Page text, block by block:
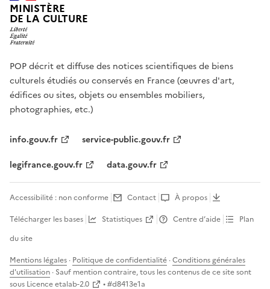
MINISTÈRE
DE LA CULTURE
POP décrit et diffuse des notices scientifiques de biens
culturels étudiés ou conservés en France (œuvres d'art,
édifices ou sites, objets ou ensembles mobiliers,
photographies, etc.)
info.gouv.fr
service-public.gouv.fr
legifrance.gouv.fr
data.gouv.fr
Accessibilité : non conforme Contact
À propos
Télécharger les bases
Statistiques Centre d’aide
Plan
du site
Mentions légales · Politique de confidentialité ·Conditions générales
d'utilisation · Sauf mention contraire, tous les contenus de ce site sont
sous Licence etalab-2.0 • #d8413e1a